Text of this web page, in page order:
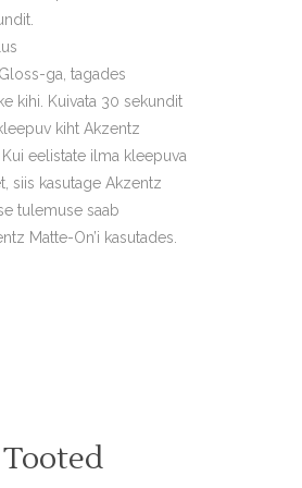
ga, tagades
kihi. Kuivata 30 sekundit
kiht Akzentz
Kui eelistate ilma kleepuva
siis kasutage Akzentz
tulemuse saab
Matte-On’i kasutades.